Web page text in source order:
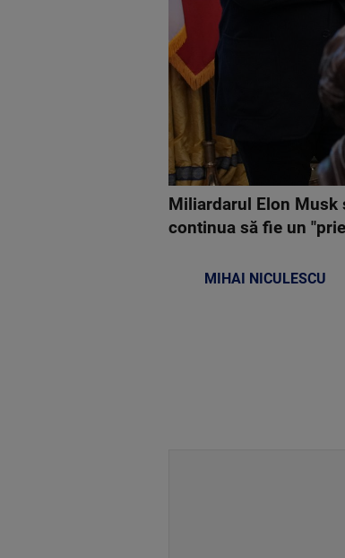
Miliardarul Elon Musk
continua să fie un
MIHAI NICULESCU